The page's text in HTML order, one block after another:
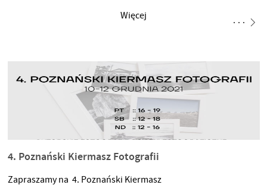
i potem zostać z nami na dłużej. Pełne ogłoszenie znajdziesz
Więcej
4. Poznański Kiermasz Fotografii
Zapraszamy na 4. Poznański Kiermasz